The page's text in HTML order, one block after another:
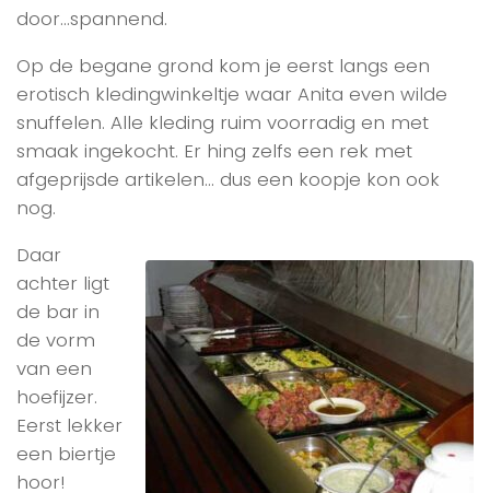
door…spannend.
Op de begane grond kom je eerst langs een
erotisch kledingwinkeltje waar Anita even wilde
snuffelen. Alle kleding ruim voorradig en met
smaak ingekocht. Er hing zelfs een rek met
afgeprijsde artikelen… dus een koopje kon ook
nog.
Daar
achter ligt
de bar in
de vorm
van een
hoefijzer.
Eerst lekker
een biertje
hoor!